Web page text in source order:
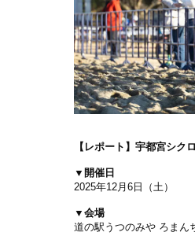
【レポート】宇都宮シク
▼開催日
2025年12月6日（土）
▼会場
道の駅うつのみや ろまん